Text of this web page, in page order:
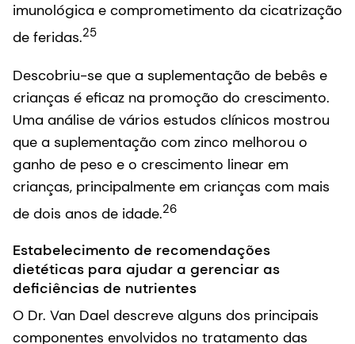
imunológica e comprometimento da cicatrização
de feridas.25
Descobriu-se que a suplementação de bebês e
crianças é eficaz na promoção do crescimento.
Uma análise de vários estudos clínicos mostrou
que a suplementação com zinco melhorou o
ganho de peso e o crescimento linear em
crianças, principalmente em crianças com mais
de dois anos de idade.26
Estabelecimento de recomendações
dietéticas para ajudar a gerenciar as
deficiências de nutrientes
O Dr. Van Dael descreve alguns dos principais
componentes envolvidos no tratamento das